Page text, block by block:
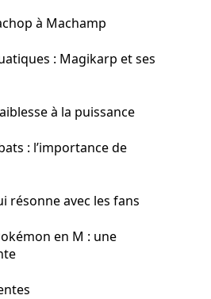
à Machamp
: Magikarp et ses
à la puissance
: l’importance de
résonne avec les fans
en M : une